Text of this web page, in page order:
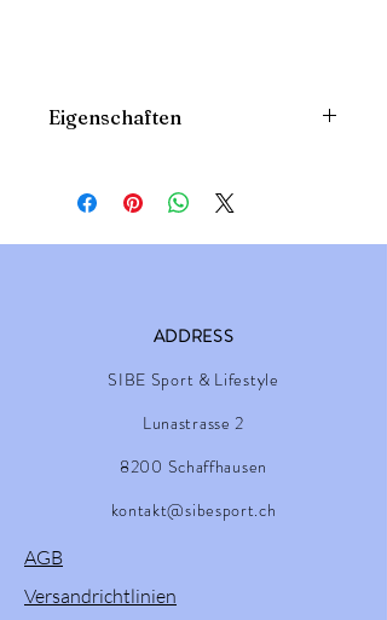
Eigenschaften
ADDRESS
SIBE Sport & Lifestyle
Lunastrasse 2
8200 Schaffhausen
kontakt@sibesport.ch
AGB
Versandrichtlinien